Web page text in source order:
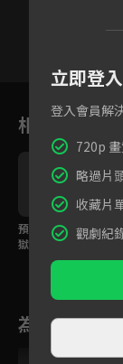
相關花絮
預告｜想省錢卻搬進
獄！怪鄰居圍攻能逃
出去嗎？
為您推薦
立即登
登入會員解
720p
略過片
收藏片
觀劇紀